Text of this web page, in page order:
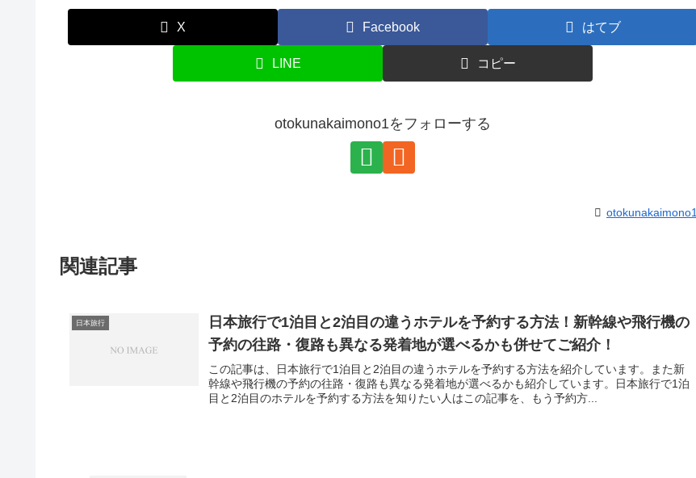
X Facebook はてブ
LINE コピー
otokunakaimono1をフォローする
otokunakaimono1
関連記事
日本旅行
日本旅行で1泊目と2泊目の違うホテルを予約する方法！新幹線や飛行機の
予約の往路・復路も異なる発着地が選べるかも併せてご紹介！
この記事は、日本旅行で1泊目と2泊目の違うホテルを予約する方法を紹介しています。また新
幹線や飛行機の予約の往路・復路も異なる発着地が選べるかも紹介しています。日本旅行で1泊
目と2泊目のホテルを予約する方法を知りたい人はこの記事を、もう予約方...